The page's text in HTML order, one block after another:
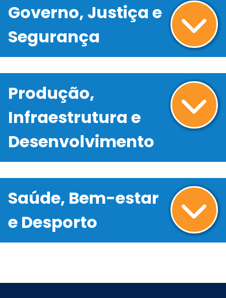
Governo, Justiça e
Segurança
Produção,
Infraestrutura e
Desenvolvimento
Saúde, Bem-estar
e Desporto